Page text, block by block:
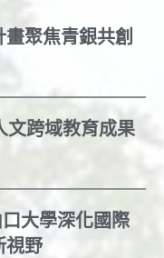
聚焦青銀共創
文跨域教育成果
大學深化國際
視野